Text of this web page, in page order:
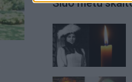
Šiuo metu